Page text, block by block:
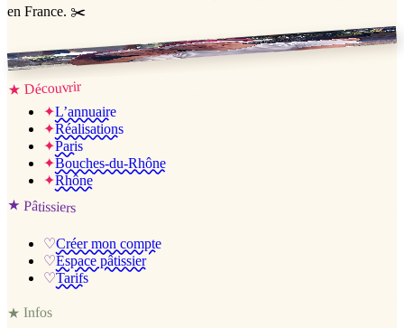
en France. ✂️
Jessica & Jérémy ♡
★ Découvrir
✦L’annuaire
✦Réalisations
✦Paris
✦Bouches-du-Rhône
✦Rhône
★ Pâtissiers
♡Créer mon compte
♡Espace pâtissier
♡Tarifs
★Infos